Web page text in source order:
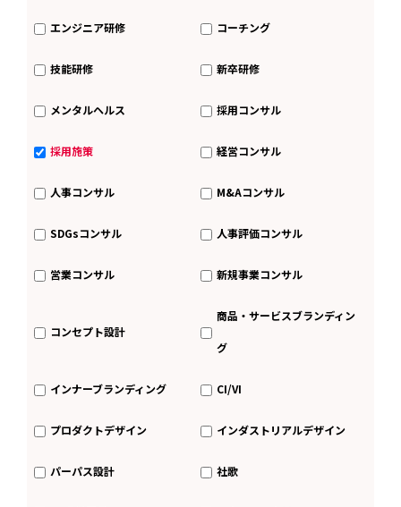
エンジニア研修 コーチング
技能研修 新卒研修
メンタルヘルス 採用コンサル
採用施策 経営コンサル
人事コンサル M&Aコンサル
SDGsコンサル 人事評価コンサル
営業コンサル 新規事業コンサル
コンセプト設計
商品・サービスブランディン
グ
インナーブランディング CI/VI
プロダクトデザイン インダストリアルデザイン
パーパス設計 社歌